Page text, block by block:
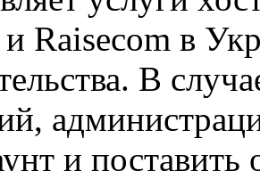
Raisecom в
В
и поставить